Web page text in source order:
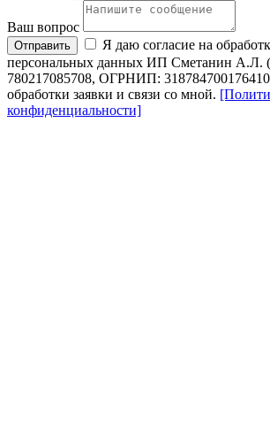
Ваш вопрос
Отправить
Я даю согласие на
персональных данных ИП Сметанин
780217085708, ОГРНИП:
обработки заявки и связи со мной.
конфиденциальности]